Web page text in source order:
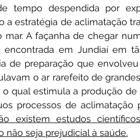
tempo despendida por
a estratégia de aclimatação
mar. A façanha de chegar
encontrada em Jundiaí em
de preparação que
o ar rarefeito de
o qual estimula a produção
processos de aclimatação
existem estudos
não seja prejudicial à saúde.